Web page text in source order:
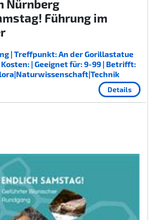
Nürnberg
Führung im
| Treffpunkt: An der Gorillastatue
| Geeignet für: 9-99 | Betrifft:
Details